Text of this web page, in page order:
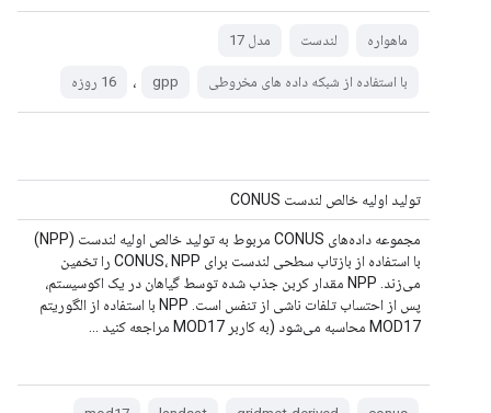
ماهواره لندست مدل 17
با استفاده از شبکه داده های مخروطی gpp ، 16 روزه
تولید اولیه خالص لندست CONUS
مجموعه داده‌های CONUS مربوط به تولید خالص اولیه لندست (NPP)
با استفاده از بازتاب سطحی لندست برای CONUS، NPP را تخمین
می‌زند. NPP مقدار کربن جذب شده توسط گیاهان در یک اکوسیستم،
پس از احتساب تلفات ناشی از تنفس است. NPP با استفاده از الگوریتم
MOD17 محاسبه می‌شود (به کاربر MOD17 مراجعه کنید ...